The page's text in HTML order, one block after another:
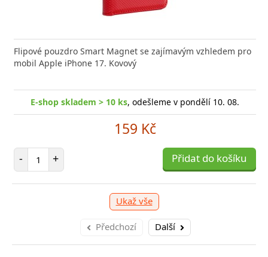
Flipové pouzdro Smart Magnet se zajímavým vzhledem pro
mobil Apple iPhone 17. Kovový
E-shop skladem > 10 ks, odešleme v pondělí 10. 08.
159 Kč
- Počet položek
+ Přidat do košíku
Ukaž vše
Předchozí Další
FIXED zajistí rychlé a bezpečné nabíjení
moderního smartphonu,
skladem > 10 ks, odešleme v pondělí 10. 08.
položek
+ Přidat do košíku
E-
-
značky Baseus Cafule Series Metal. Kabel
přenášet data z mobilních
skladem > 10 ks, odešleme v pondělí 10. 08.
položek Přidat do košíku
Datový
-